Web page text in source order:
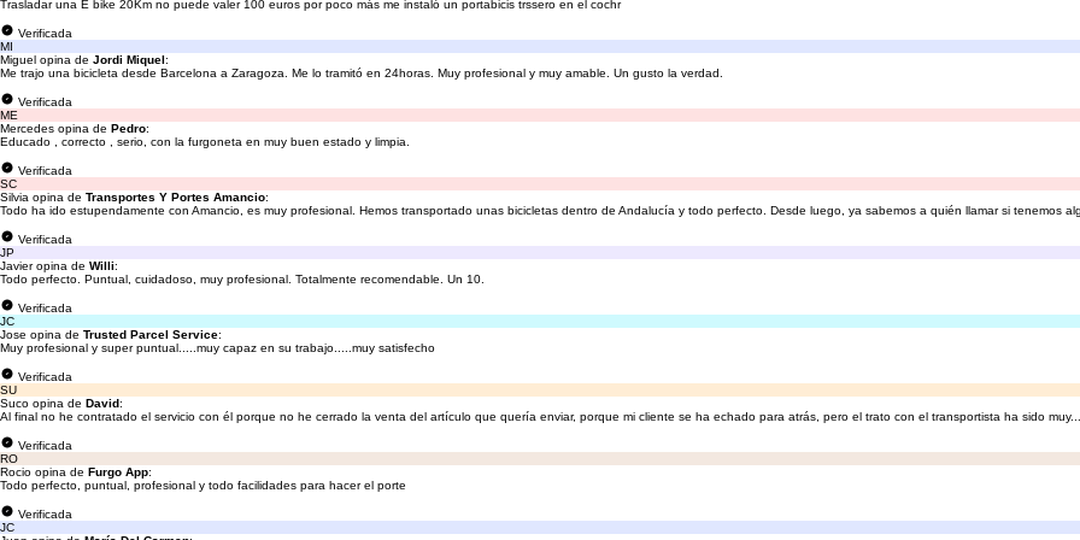
Trasladar una E bike 20Km no puede valer 100 euros por poco más me instaló un portabicis trssero en el cochr
Verificada
MI
Miguel opina de Jordi Miquel:
Me trajo una bicicleta desde Barcelona a Zaragoza. Me lo tramitó en 24horas. Muy profesional y muy amable. Un gusto la verdad.
Verificada
ME
Mercedes opina de Pedro:
Educado , correcto , serio, con la furgoneta en muy buen estado y limpia.
Verificada
SC
Silvia opina de Transportes Y Portes Amancio:
Todo ha ido estupendamente con Amancio, es muy profesional. Hemos transportado unas bicicletas dentro de Andalucía y todo perfecto. Desde luego, ya sabemos a quién llamar si tenemos
Verificada
JP
Javier opina de Willi:
Todo perfecto. Puntual, cuidadoso, muy profesional. Totalmente recomendable. Un 10.
Verificada
JC
Jose opina de Trusted Parcel Service:
Muy profesional y super puntual.....muy capaz en su trabajo.....muy satisfecho
Verificada
SU
Suco opina de David:
Al final no he contratado el servicio con él porque no he cerrado la venta del artículo que quería enviar, porque mi cliente se ha echado para atrás, pero el trato con el transportista ha sido muy...
Verificada
RO
Rocio opina de Furgo App:
Todo perfecto, puntual, profesional y todo facilidades para hacer el porte
Verificada
JC